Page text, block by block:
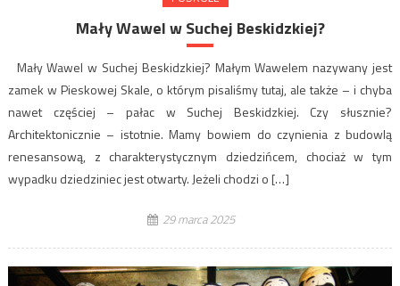
Mały Wawel w Suchej Beskidzkiej?
Mały Wawel w Suchej Beskidzkiej? Małym Wawelem nazywany jest
zamek w Pieskowej Skale, o którym pisaliśmy tutaj, ale także – i chyba
nawet częściej – pałac w Suchej Beskidzkiej. Czy słusznie?
Architektonicznie – istotnie. Mamy bowiem do czynienia z budowlą
renesansową, z charakterystycznym dziedzińcem, chociaż w tym
wypadku dziedziniec jest otwarty. Jeżeli chodzi o […]
29 marca 2025